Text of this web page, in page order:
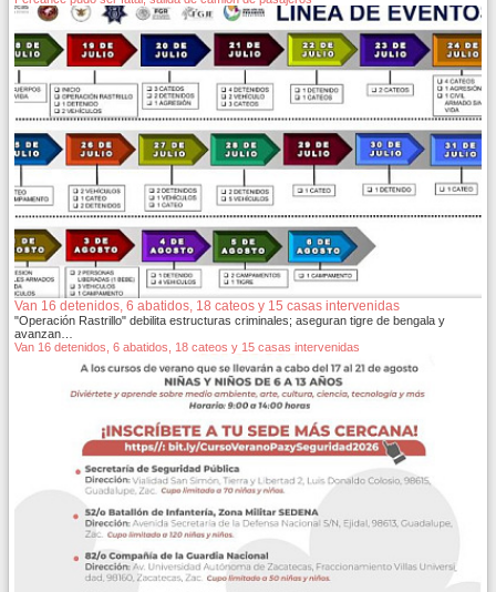
Van 16 detenidos, 6 abatidos, 18 cateos y 15 casas intervenidas
"Operación Rastrillo" debilita estructuras criminales; aseguran tigre de bengala y
avanzan…
Van 16 detenidos, 6 abatidos, 18 cateos y 15 casas intervenidas